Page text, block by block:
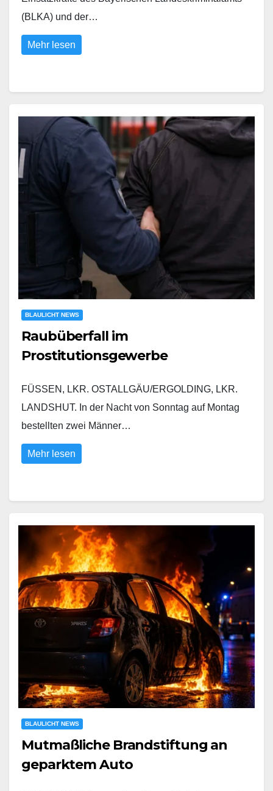
(BLKA) und der…
Mehr lesen
BLAULICHT NEWS
Raubüberfall im
Prostitutionsgewerbe
FÜSSEN, LKR. OSTALLGÄU/ERGOLDING, LKR.
LANDSHUT. In der Nacht von Sonntag auf Montag
bestellten zwei Männer…
Mehr lesen
BLAULICHT NEWS
Mutmaßliche Brandstiftung an
geparktem Auto